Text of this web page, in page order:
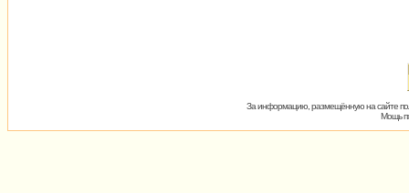
За информацию, размещённую на сайте
Мощь